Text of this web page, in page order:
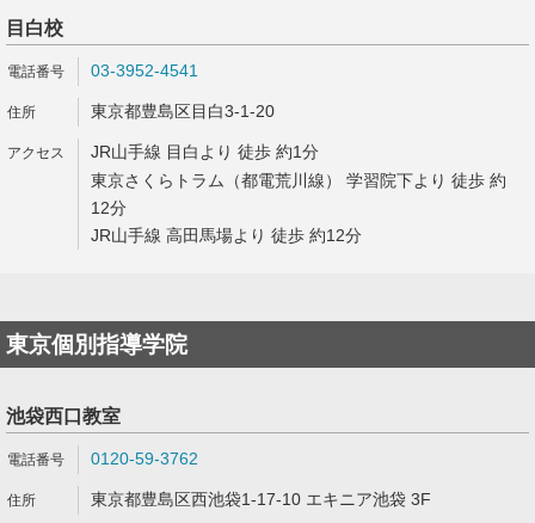
目白校
03-3952-4541
東京都豊島区目白3-1-20
JR山手線 目白より 徒歩 約1分
東京さくらトラム（都電荒川線） 学習院下より 徒歩 約
12分
JR山手線 高田馬場より 徒歩 約12分
東京個別指導学院
池袋西口教室
0120-59-3762
東京都豊島区西池袋1-17-10 エキニア池袋 3F